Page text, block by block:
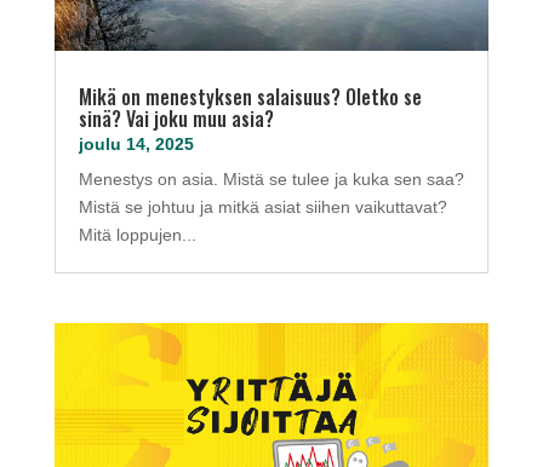
Mikä on menestyksen salaisuus? Oletko se
sinä? Vai joku muu asia?
joulu 14, 2025
Menestys on asia. Mistä se tulee ja kuka sen saa?
Mistä se johtuu ja mitkä asiat siihen vaikuttavat?
Mitä loppujen...